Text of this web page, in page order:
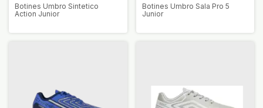
Botines Umbro Sintetico
Action Junior
Botines Umbro Sala Pro 5
Junior